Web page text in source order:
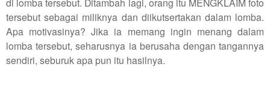
tersebut sebagai miliknya dan diikutsertakan dalam lomba.
Apa motivasinya? Jika ia memang ingin menang dalam
lomba tersebut, seharusnya ia berusaha dengan tangannya
sendiri, seburuk apa pun itu hasilnya.